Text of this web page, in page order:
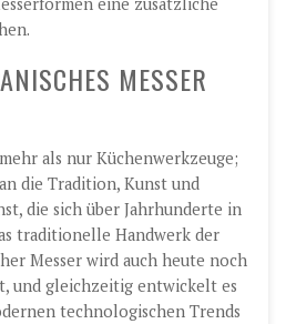
MESSER
als nur Küchenwerkzeuge;
die Tradition, Kunst und
die sich über Jahrhunderte in
traditionelle Handwerk der
Messer wird auch heute noch
und gleichzeitig entwickelt es
technologischen Trends